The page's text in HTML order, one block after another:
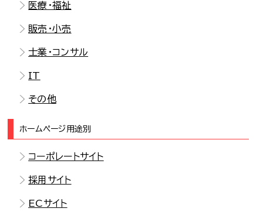
医療・福祉
販売・小売
士業・コンサル
IT
その他
ホームページ用途別
コーポレートサイト
採用サイト
ECサイト